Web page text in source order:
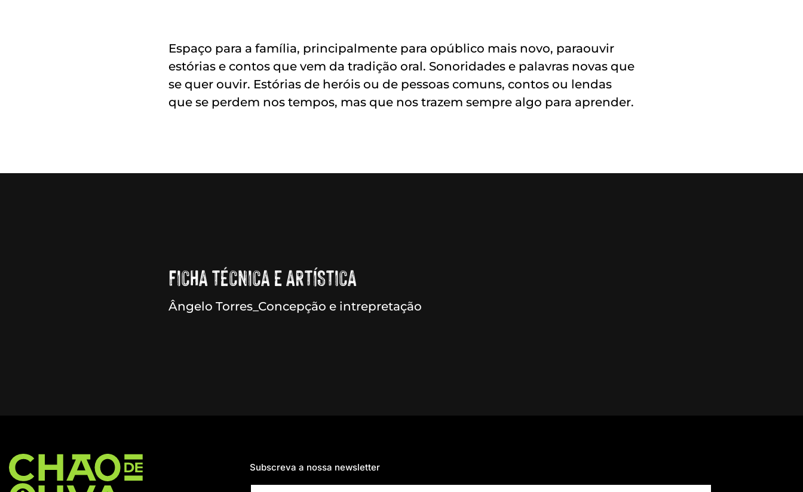
Espaço para a família, principalmente para opúblico mais novo, paraouvir
estórias e contos que vem da tradição oral. Sonoridades e palavras novas que
se quer ouvir. Estórias de heróis ou de pessoas comuns, contos ou lendas
que se perdem nos tempos, mas que nos trazem sempre algo para aprender.
FICHA TÉCNICA E ARTÍSTICA
Ângelo Torres_Concepção e intrepretação
Subscreva a nossa newsletter